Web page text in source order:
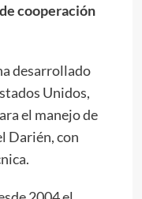
cooperación
desarrollado
Unidos,
el manejo de
Darién, con